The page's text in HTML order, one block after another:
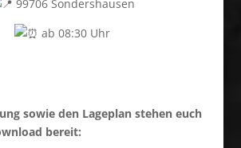
99706 Sondershausen
ab 08:30 Uhr
sowie den Lageplan stehen euch
bereit: